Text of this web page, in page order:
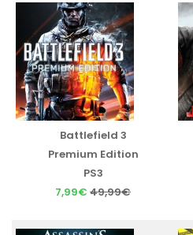
Battlefield 3
Premium Edition
PS3
7,99€ 49,99€